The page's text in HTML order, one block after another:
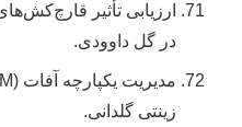
ارزیابی تأثیر
در گل داوودی.
زینتی گلدانی.